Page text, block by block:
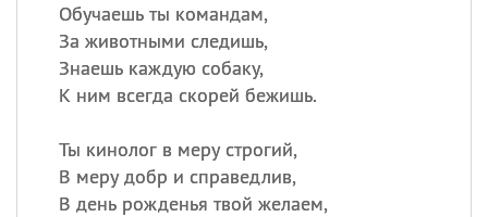
Обучаешь ты командам,
За животными следишь,
Знаешь каждую собаку,
К ним всегда скорей бежишь.
Ты кинолог в меру строгий,
В меру добр и справедлив,
В день рожденья твой желаем,